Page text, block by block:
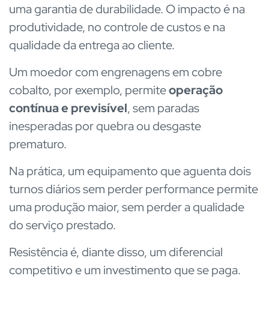
uma garantia de durabilidade. O impacto é na
produtividade, no controle de custos e na
qualidade da entrega ao cliente.
Um moedor com engrenagens em cobre
cobalto, por exemplo, permiteoperação
contínua e previsível, sem paradas
inesperadas por quebra ou desgaste
prematuro.
Na prática, um equipamento que aguenta dois
turnos diários sem perder performance permite
uma produção maior, sem perder a qualidade
do serviço prestado.
Resistência é, diante disso, um diferencial
competitivo e um investimento que se paga.